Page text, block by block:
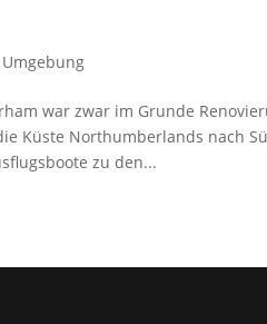
Umgebung
war zwar im Grunde
Küste Northumberlands nach
zu den...